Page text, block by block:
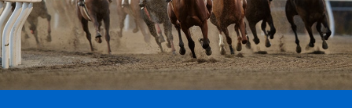
2003年05月
2003年04月
2003年01月